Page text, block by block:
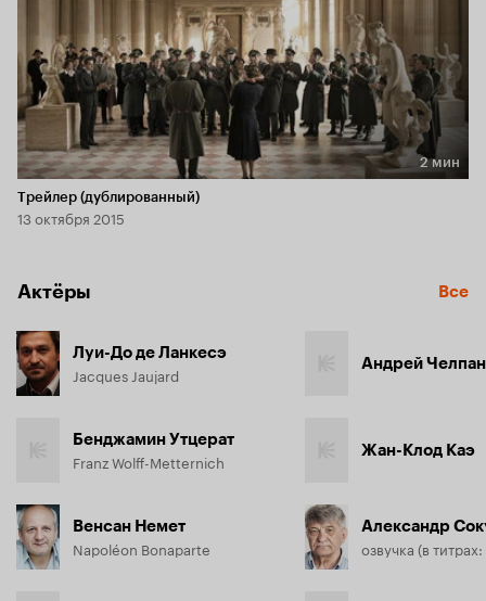
Длительность 2 мин
2 мин
Трейлер (дублированный)
13 октября 2015
Актёры Все
Луи-До де Ланкесэ
Jacques Jaujard
Бенджамин Утцерат
Franz Wolff-Metternich
Венсан Немет
Napoléon Bonaparte
Андрей
Жан-Клод Каэ
Александр